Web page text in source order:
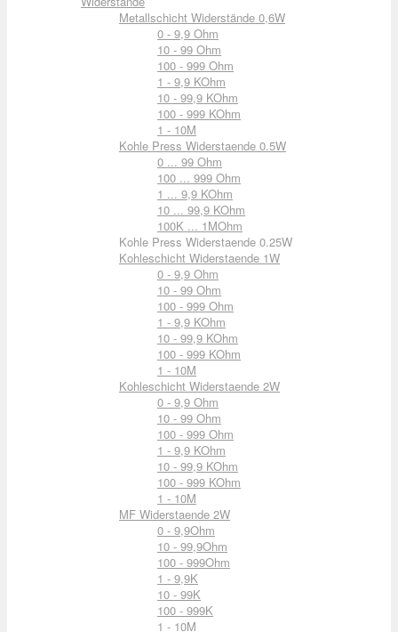
Metallschicht Widerstände 0,6W
0 - 9,9 Ohm
10 - 99 Ohm
100 - 999 Ohm
1 - 9,9 KOhm
10 - 99,9 KOhm
100 - 999 KOhm
1 - 10M
Kohle Press Widerstaende 0.5W
0 ... 99 Ohm
100 ... 999 Ohm
1 ... 9,9 KOhm
10 ... 99,9 KOhm
100K ... 1MOhm
Kohle Press Widerstaende 0.25W
Kohleschicht Widerstaende 1W
0 - 9,9 Ohm
10 - 99 Ohm
100 - 999 Ohm
1 - 9,9 KOhm
10 - 99,9 KOhm
100 - 999 KOhm
1 - 10M
Kohleschicht Widerstaende 2W
0 - 9,9 Ohm
10 - 99 Ohm
100 - 999 Ohm
1 - 9,9 KOhm
10 - 99,9 KOhm
100 - 999 KOhm
1 - 10M
MF Widerstaende 2W
0 - 9,9Ohm
10 - 99,9Ohm
100 - 999Ohm
1 - 9,9K
10 - 99K
100 - 999K
1 - 10M